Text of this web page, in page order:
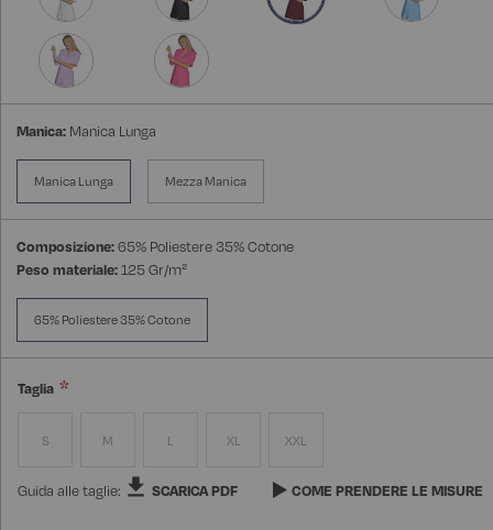
Manica: Manica Lunga
Manica Lunga Mezza Manica
Composizione:65% Poliestere 35% Cotone
Peso materiale:125 Gr/m²
65% Poliestere 35% Cotone
Taglia
S M L XL XXL
Guida alle taglie: SCARICA PDF COME PRENDERE LE MISURE